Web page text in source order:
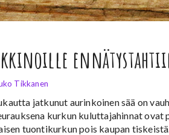
Tikkanen
jatkunut aurinkoinen sää on
kurkun kuluttajahinnat
tuontikurkun pois kaupan tiskeistä.